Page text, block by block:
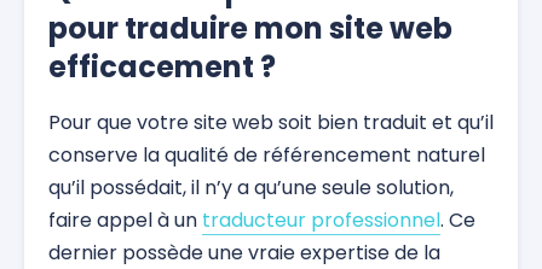
pour traduire mon site web
efficacement ?
Pour que votre site web soit bien traduit et qu’il
conserve la qualité de référencement naturel
qu’il possédait, il n’y a qu’une seule solution,
faire appel à un traducteur professionnel. Ce
dernier possède une vraie expertise de la